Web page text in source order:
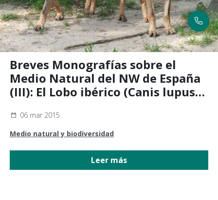
Breves Monografías sobre el
Medio Natural del NW de España
(III): El Lobo ibérico (Canis lupus
06 mar 2015
Medio natural y biodiversidad
Leer más